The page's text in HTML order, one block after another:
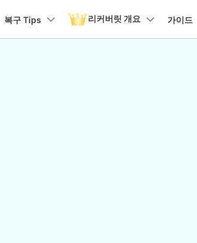
회사 소개 뉴스룸 플랜 및 가격
복구 Tips 리커버릿 개요 가이드